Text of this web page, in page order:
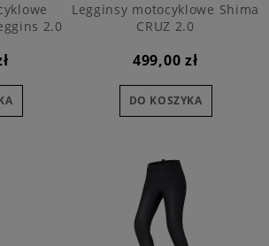
2.0
Legginsy motocyklowe Shima
CRUZ 2.0
499,00 zł
DO KOSZYKA